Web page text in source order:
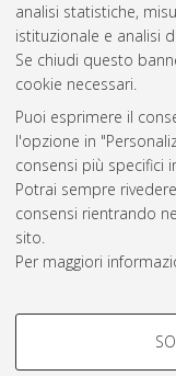
analisi statistiche,
istituzionale e analisi
Se chiudi questo
cookie necessari.
Puoi esprimere il
l'opzione in
consensi più specifici
Potrai sempre
consensi rientrando
sito.
Per maggiori
COOKIE DI
Questa lista e' stata
Atom
Rss 1.0
Rss 2.0
ISSN: 2038-7946
Impostazioni
Informativa sulla
Condizioni d’uso